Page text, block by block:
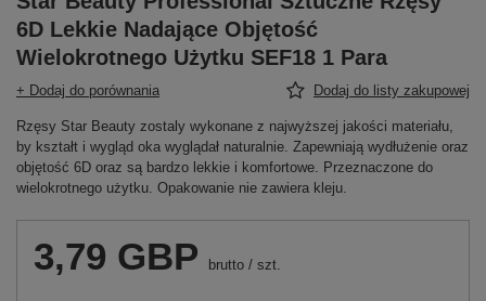
6D Lekkie Nadające Objętość
Wielokrotnego Użytku SEF18 1 Para
+ Dodaj do porównania Dodaj do listy zakupowej
Rzęsy Star Beauty zostaly wykonane z najwyższej jakości materiału,
by kształt i wygląd oka wyglądał naturalnie. Zapewniają wydłużenie oraz
objętość 6D oraz są bardzo lekkie i komfortowe. Przeznaczone do
wielokrotnego użytku. Opakowanie nie zawiera kleju.
3,79 GBP brutto / szt.